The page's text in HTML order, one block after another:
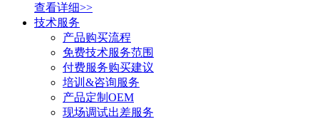
查看详细>>
技术服务
产品购买流程
免费技术服务范围
付费服务购买建议
培训&咨询服务
产品定制OEM
现场调试出差服务